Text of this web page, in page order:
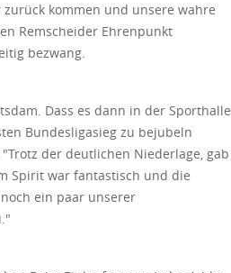
kommen und unsere wahre
Remscheider Ehrenpunkt
bezwang.
Dass es dann in der Sporthalle
Bundesligasieg zu bejubeln
der deutlichen Niederlage, gab
Spirit war fantastisch und die
ein paar unserer